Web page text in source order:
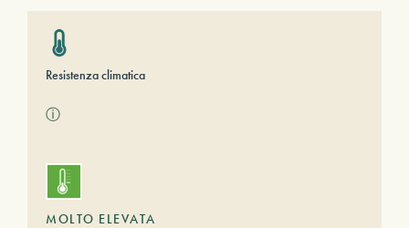
Resistenza climatica
ⓘ
MOLTO ELEVATA